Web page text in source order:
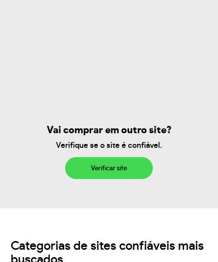
Vai comprar em outro site?
Verifique se o site é confiável.
Verificar site
Categorias de sites confiáveis mais